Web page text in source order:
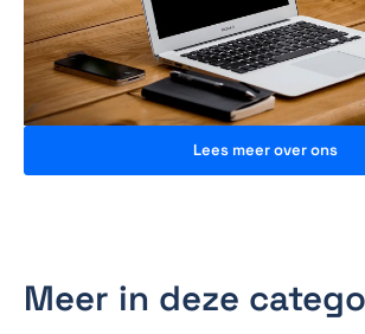
Lees meer over ons
Meer in deze